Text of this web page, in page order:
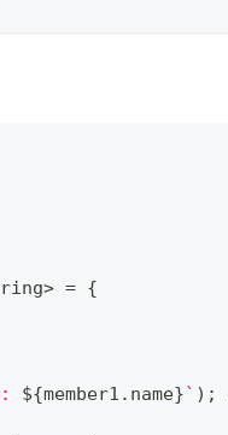
> = {
${member1 . name}` ) ;